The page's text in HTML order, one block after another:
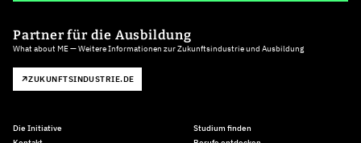
Partner für die Ausbildung
What about ME — Weitere Informationen zur Zukunftsindustrie und Ausbildung
ZUKUNFTSINDUSTRIE.DE
Die Initiative
Studium finden